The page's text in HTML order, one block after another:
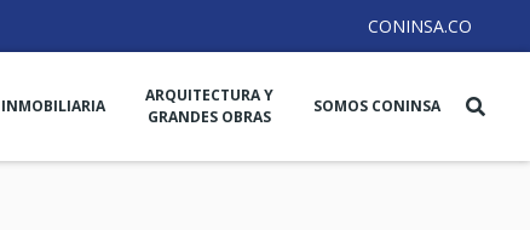
CONINSA.CO
INMOBILIARIA
ARQUITECTURA Y
GRANDES OBRAS
SOMOS CONINSA